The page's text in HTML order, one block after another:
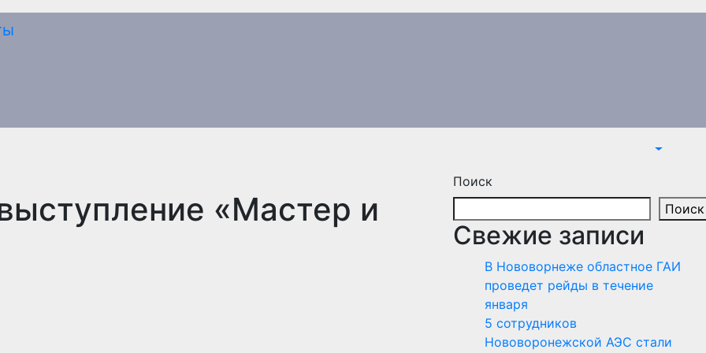
«Мастер и
Поиск
Поиск
Свежие записи
В Нововорнеже областное ГАИ
проведет рейды в течение
января
5 сотрудников
Нововоронежской АЭС стали